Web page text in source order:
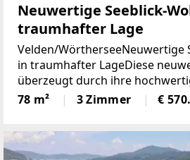
Neuwertige Seeblick-
traumhafter Lage
Velden/WörtherseeNeuwertige
in traumhafter LageDiese
überzeugt durch ihre
durchdachte Raumaufteilung
eindrucksvollen Blick auf den
78 m² 3 Zimmer €